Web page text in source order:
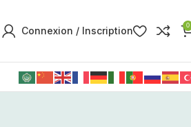
Connexion / Inscription 0